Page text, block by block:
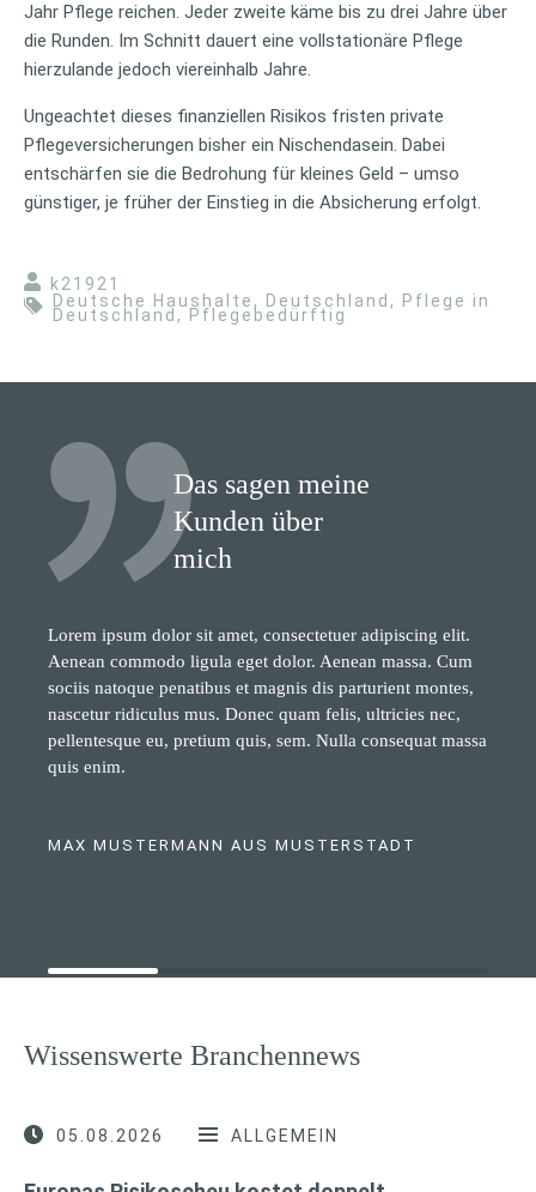
Jahr Pflege reichen. Jeder zweite käme bis zu drei Jahre über
die Runden. Im Schnitt dauert eine vollstationäre Pflege
hierzulande jedoch viereinhalb Jahre.
Ungeachtet dieses finanziellen Risikos fristen private
Pflegeversicherungen bisher ein Nischendasein. Dabei
entschärfen sie die Bedrohung für kleines Geld – umso
günstiger, je früher der Einstieg in die Absicherung erfolgt.
k21921
Deutsche Haushalte , Deutschland , Pflege in
Deutschland , Pflegebedürftig
Das sagen meine
Kunden über
mich
Lorem ipsum dolor sit amet, consectetuer adipiscing elit.
Aenean commodo ligula eget dolor. Aenean massa. Cum
sociis natoque penatibus et magnis dis parturient montes,
nascetur ridiculus mus. Donec quam felis, ultricies nec,
pellentesque eu, pretium quis, sem. Nulla consequat massa
quis enim.
MAX MUSTERMANN AUS MUSTERSTADT
Wissenswerte Branchennews
05.08.2026 ALLGEMEIN